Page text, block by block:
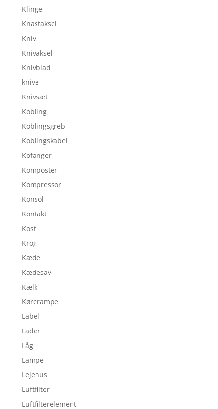
Klinge
Knastaksel
Kniv
Knivaksel
Knivblad
knive
Knivsæt
Kobling
Koblingsgreb
Koblingskabel
Kofanger
Komposter
Kompressor
Konsol
Kontakt
Kost
Krog
Kæde
Kædesav
Kælk
Kørerampe
Label
Lader
Låg
Lampe
Lejehus
Luftfilter
Luftfilterelement